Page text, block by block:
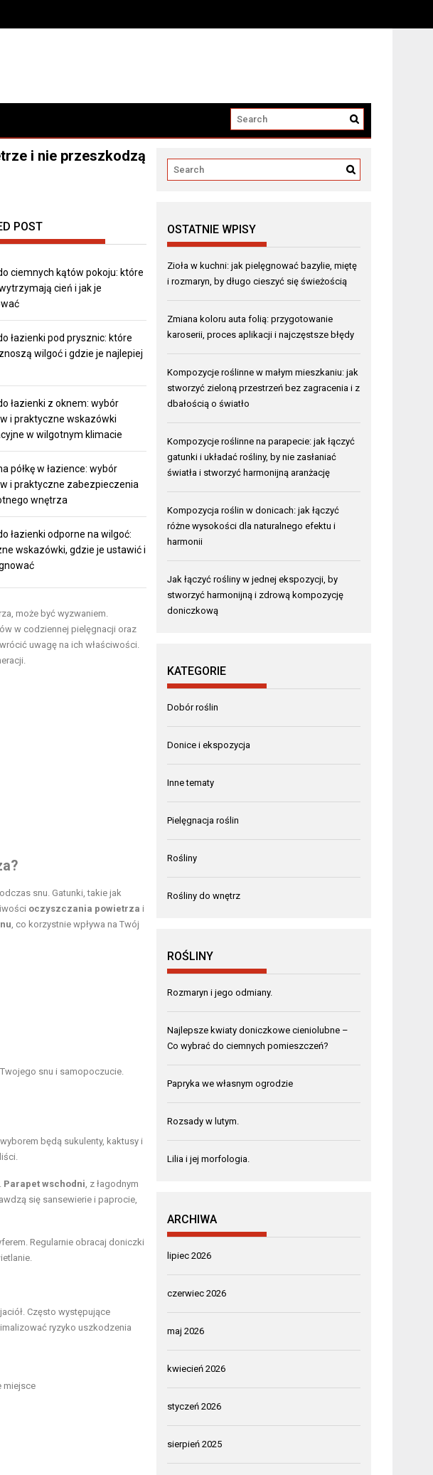
świeżością
i nie przeszkodzą
POST
ciemnych kątów pokoju: które
cień i jak je
łazienki pod prysznic: które
wilgoć i gdzie je najlepiej
łazienki z oknem: wybór
i praktyczne wskazówki
w wilgotnym klimacie
półkę w łazience: wybór
i praktyczne zabezpieczenia
wnętrza
łazienki odporne na wilgoć:
wskazówki, gdzie je ustawić i
może być wyzwaniem.
w codziennej pielęgnacji oraz
uwagę na ich właściwości.
snu. Gatunki, takie jak
oczyszczania powietrza i
, co korzystnie wpływa na Twój
snu i samopoczucie.
wyborem będą sukulenty, kaktusy i
Parapet wschodni , z łagodnym
się sansewierie i paprocie,
Regularnie obracaj doniczki
Często występujące
ryzyko uszkodzenia
miejsce
OSTATNIE WPISY
Zioła w kuchni: jak pielęgnować bazylie, miętę
i rozmaryn, by długo cieszyć się świeżością
Zmiana koloru auta folią: przygotowanie
karoserii, proces aplikacji i najczęstsze błędy
Kompozycje roślinne w małym mieszkaniu: jak
stworzyć zieloną przestrzeń bez zagracenia i z
dbałością o światło
Kompozycje roślinne na parapecie: jak łączyć
gatunki i układać rośliny, by nie zasłaniać
światła i stworzyć harmonijną aranżację
Kompozycja roślin w donicach: jak łączyć
różne wysokości dla naturalnego efektu i
harmonii
Jak łączyć rośliny w jednej ekspozycji, by
stworzyć harmonijną i zdrową kompozycję
doniczkową
KATEGORIE
Dobór roślin
Donice i ekspozycja
Inne tematy
Pielęgnacja roślin
Rośliny
Rośliny do wnętrz
ROŚLINY
Rozmaryn i jego odmiany.
Najlepsze kwiaty doniczkowe cieniolubne –
Co wybrać do ciemnych pomieszczeń?
Papryka we własnym ogrodzie
Rozsady w lutym.
Lilia i jej morfologia.
ARCHIWA
lipiec 2026
czerwiec 2026
maj 2026
kwiecień 2026
styczeń 2026
sierpień 2025